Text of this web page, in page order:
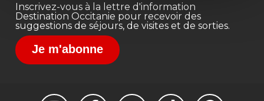
Inscrivez-vous à la lettre d'information
Destination Occitanie pour recevoir des
suggestions de séjours, de visites et de sorties.
Je m'abonne